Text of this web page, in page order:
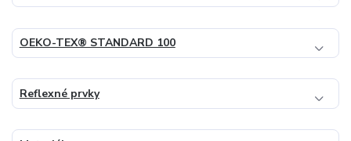
OEKO-TEX® STANDARD 100
Reflexné prvky